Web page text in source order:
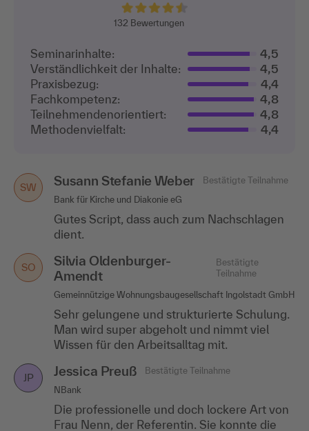
132 Bewertungen
Seminarinhalte:
4,5
Verständlichkeit der Inhalte:
4,5
Praxisbezug:
4,4
Fachkompetenz:
4,8
Teilnehmenden­orientiert:
4,8
Methodenvielfalt:
4,4
SW Susann Stefanie Weber
Bestätigte Teilnahme
Bank für Kirche und Diakonie eG
Gutes Script, dass auch zum Nachschlagen
dient.
SO
Silvia Oldenburger-
Amendt
Bestätigte
Teilnahme
Gemeinnützige Wohnungsbaugesellschaft Ingolstadt GmbH
Sehr gelungene und strukturierte Schulung.
Man wird super abgeholt und nimmt viel
Wissen für den Arbeitsalltag mit.
JP Jessica Preuß
Bestätigte Teilnahme
NBank
Die professionelle und doch lockere Art von
Frau Nenn, der Referentin. Sie konnte die
AM Anja Munderloh
Bestätigte Teilnahme
Lechner & Niendorf GmbH & Co. Gewerbeimmobilien
Besonders gefiel mir die Dozentin, denn
sie hat alles verständlich und interessant